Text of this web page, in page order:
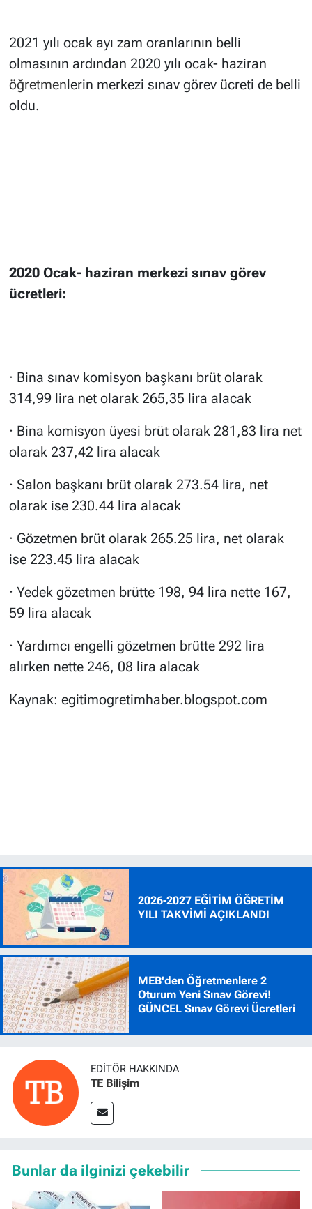
2021 yılı ocak ayı zam oranlarının belli
olmasının ardından 2020 yılı ocak- haziran
öğretmenlerin merkezi sınav görev ücreti de belli
oldu.
2020 Ocak- haziran merkezi sınav görev
ücretleri:
· Bina sınav komisyon başkanı brüt olarak
314,99 lira net olarak 265,35 lira alacak
· Bina komisyon üyesi brüt olarak 281,83 lira net
olarak 237,42 lira alacak
· Salon başkanı brüt olarak 273.54 lira, net
olarak ise 230.44 lira alacak
· Gözetmen brüt olarak 265.25 lira, net olarak
ise 223.45 lira alacak
· Yedek gözetmen brütte 198, 94 lira nette 167,
59 lira alacak
· Yardımcı engelli gözetmen brütte 292 lira
alırken nette 246, 08 lira alacak
Kaynak: egitimogretimhaber.blogspot.com
2026-2027 EĞİTİM ÖĞRETİM
YILI TAKVİMİ AÇIKLANDI
MEB'den Öğretmenlere 2
Oturum Yeni Sınav Görevi!
GÜNCEL Sınav Görevi Ücretleri
EDITÖR HAKKINDA
TE Bilişim
Bunlar da ilginizi çekebilir